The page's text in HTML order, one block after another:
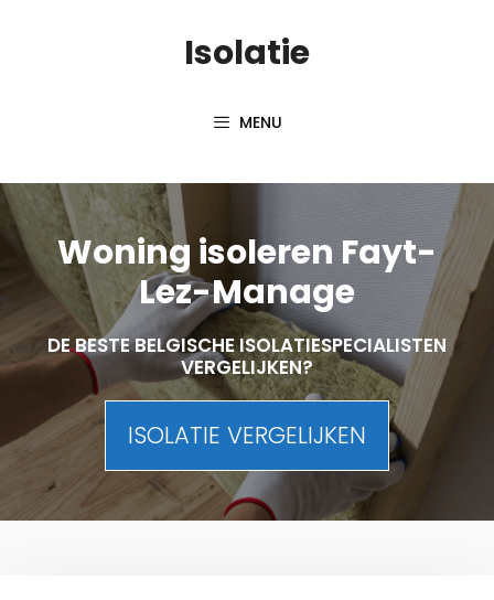
Isolatie
MENU
Woning isoleren Fayt-
Lez-Manage
DE BESTE BELGISCHE ISOLATIESPECIALISTEN
VERGELIJKEN?
ISOLATIE VERGELIJKEN